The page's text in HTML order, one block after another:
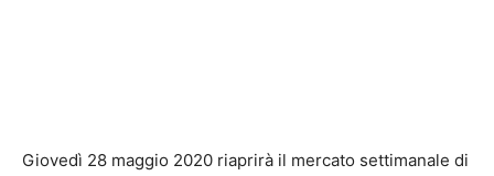
Giovedì 28 maggio 2020 riaprirà il mercato settimanale di